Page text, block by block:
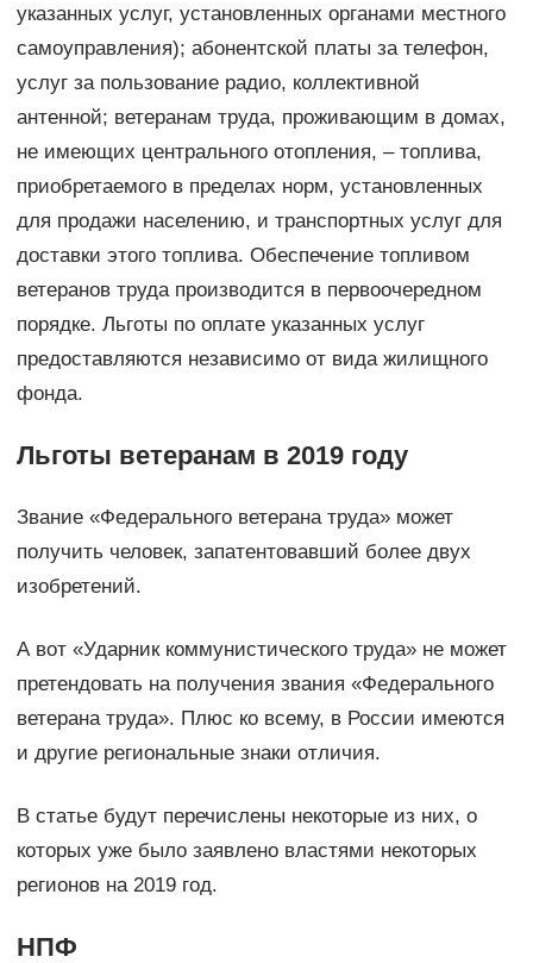
указанных услуг, установленных органами местного
самоуправления); абонентской платы за телефон,
услуг за пользование радио, коллективной
антенной; ветеранам труда, проживающим в домах,
не имеющих центрального отопления, – топлива,
приобретаемого в пределах норм, установленных
для продажи населению, и транспортных услуг для
доставки этого топлива. Обеспечение топливом
ветеранов труда производится в первоочередном
порядке. Льготы по оплате указанных услуг
предоставляются независимо от вида жилищного
фонда.
Льготы ветеранам в 2019 году
Звание «Федерального ветерана труда» может
получить человек, запатентовавший более двух
изобретений.
А вот «Ударник коммунистического труда» не может
претендовать на получения звания «Федерального
ветерана труда». Плюс ко всему, в России имеются
и другие региональные знаки отличия.
В статье будут перечислены некоторые из них, о
которых уже было заявлено властями некоторых
регионов на 2019 год.
НПФ